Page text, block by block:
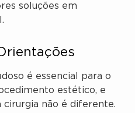
soluções em
é essencial para o
estético, e
não é diferente.